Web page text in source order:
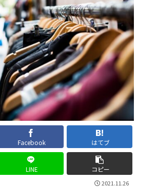
Facebook はてブ
LINE コピー
2021.11.26